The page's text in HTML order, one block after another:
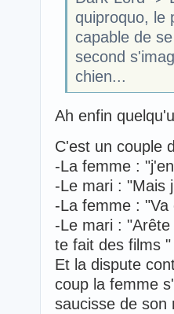
quiproquo, le
capable de
second
chien...
Ah enfin
C'est un couple
-La femme :
-Le mari : "Mais
-La femme :
-Le mari :
te fait des films "
Et la dispute
coup la femme
saucisse de son